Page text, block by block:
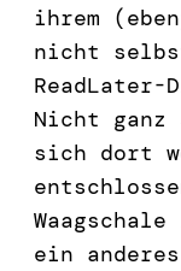
ihrem
nicht
Nicht ganz
sich dort
ein